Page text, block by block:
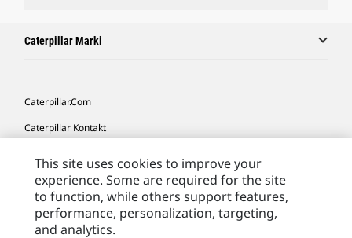
Caterpillar Marki
Caterpillar.com
Caterpillar Kontakt
Moje Preferencje Marketingowe
Site Map
Cookie Settings
This site uses cookies to improve your
experience. Some are required for the site
to function, while others support features,
performance, personalization, targeting,
and analytics.